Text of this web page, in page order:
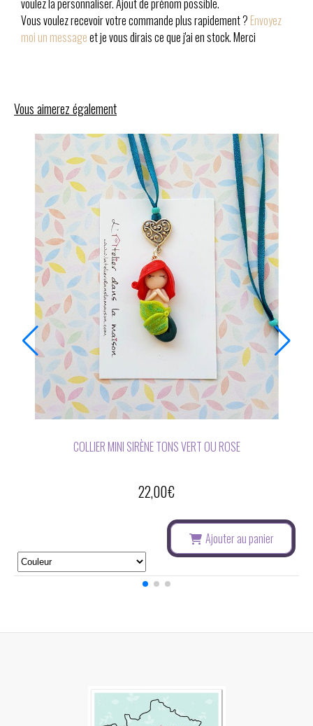
voulez la personnaliser. Ajout de prénom possible.
Vous voulez recevoir votre commande plus rapidement ? Envoyez
moi un messageet je vous dirais ce que j'ai en stock. Merci
Vous aimerez également
BOUCLES D'OREILLES ASYMÉTRIQUES SIRÈNE ET FIOLE DE
PAILLETTES
22,00€
Ajouter au panier